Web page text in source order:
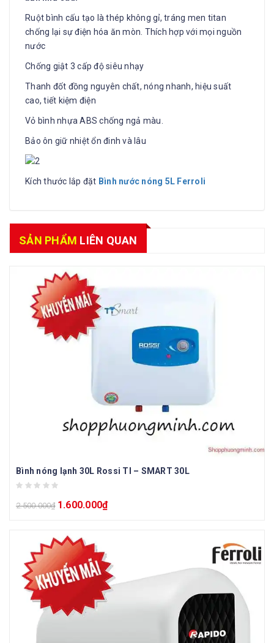
Ruột bình cấu tạo là thép không gỉ, tráng men titan
chống lại sự điện hóa ăn mòn. Thích hợp với mọi nguồn
nước
Chống giật 3 cấp độ siêu nhạy
Thanh đốt đồng nguyên chất, nóng nhanh, hiệu suất
cao, tiết kiệm điện
Vỏ bình nhựa ABS chống ngả màu.
Bảo ôn giữ nhiệt ổn đinh và lâu
Kích thước lắp đặt Bình nước nóng 5L Ferroli
SẢN PHẨM LIÊN QUAN
Bình nóng lạnh 30L Rossi TI – SMART 30L
2.500.000₫ 1.600.000₫